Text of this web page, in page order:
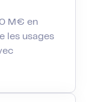
M€ en
les usages